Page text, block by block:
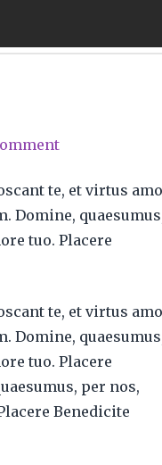
te, et virtus
Domine,
tuo. Placere
te, et virtus
Domine,
tuo. Placere
per nos,
Benedicite